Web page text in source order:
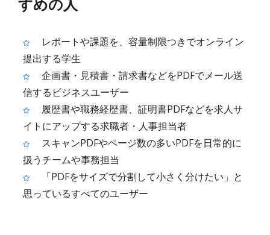
レポートや課題を、容量制限つきでオンライン
提出する学生
企画書・見積書・請求書などをPDFでメール送
信するビジネスユーザー
履歴書や職務経歴書、証明書PDFなどを求人サ
イトにアップする求職者・人事担当者
スキャンPDFやページ数の多いPDFを日常的に
扱うチームや事務担当
「PDFをサイズで分割して小さく分けたい」と
思っているすべてのユーザー